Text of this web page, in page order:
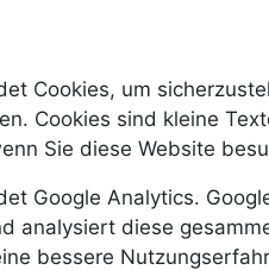
Cookies, um
Cookies sind kleine
Sie diese Website
Google Analytics.
analysiert diese
bessere